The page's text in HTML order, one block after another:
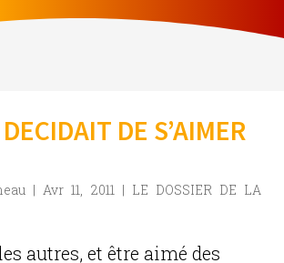
DE S’AIMER
|Avr 11, 2011| LE DOSSIER DE LA
autres, et être aimé des